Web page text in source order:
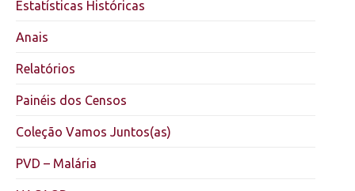
Estatísticas Históricas
Anais
Relatórios
Painéis dos Censos
Coleção Vamos Juntos(as)
PVD – Malária